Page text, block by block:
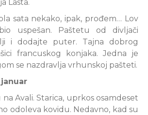
Lasta.
sata nekako, ipak, prođem… Lov
uspešan. Paštetu od divljači
i dodajte puter. Tajna dobrog
francuskog konjaka. Jedna je
se nazdravlja vrhunskoj pašteti.
Avali. Starica, uprkos osamdeset
odoleva kovidu. Nedavno, kad su